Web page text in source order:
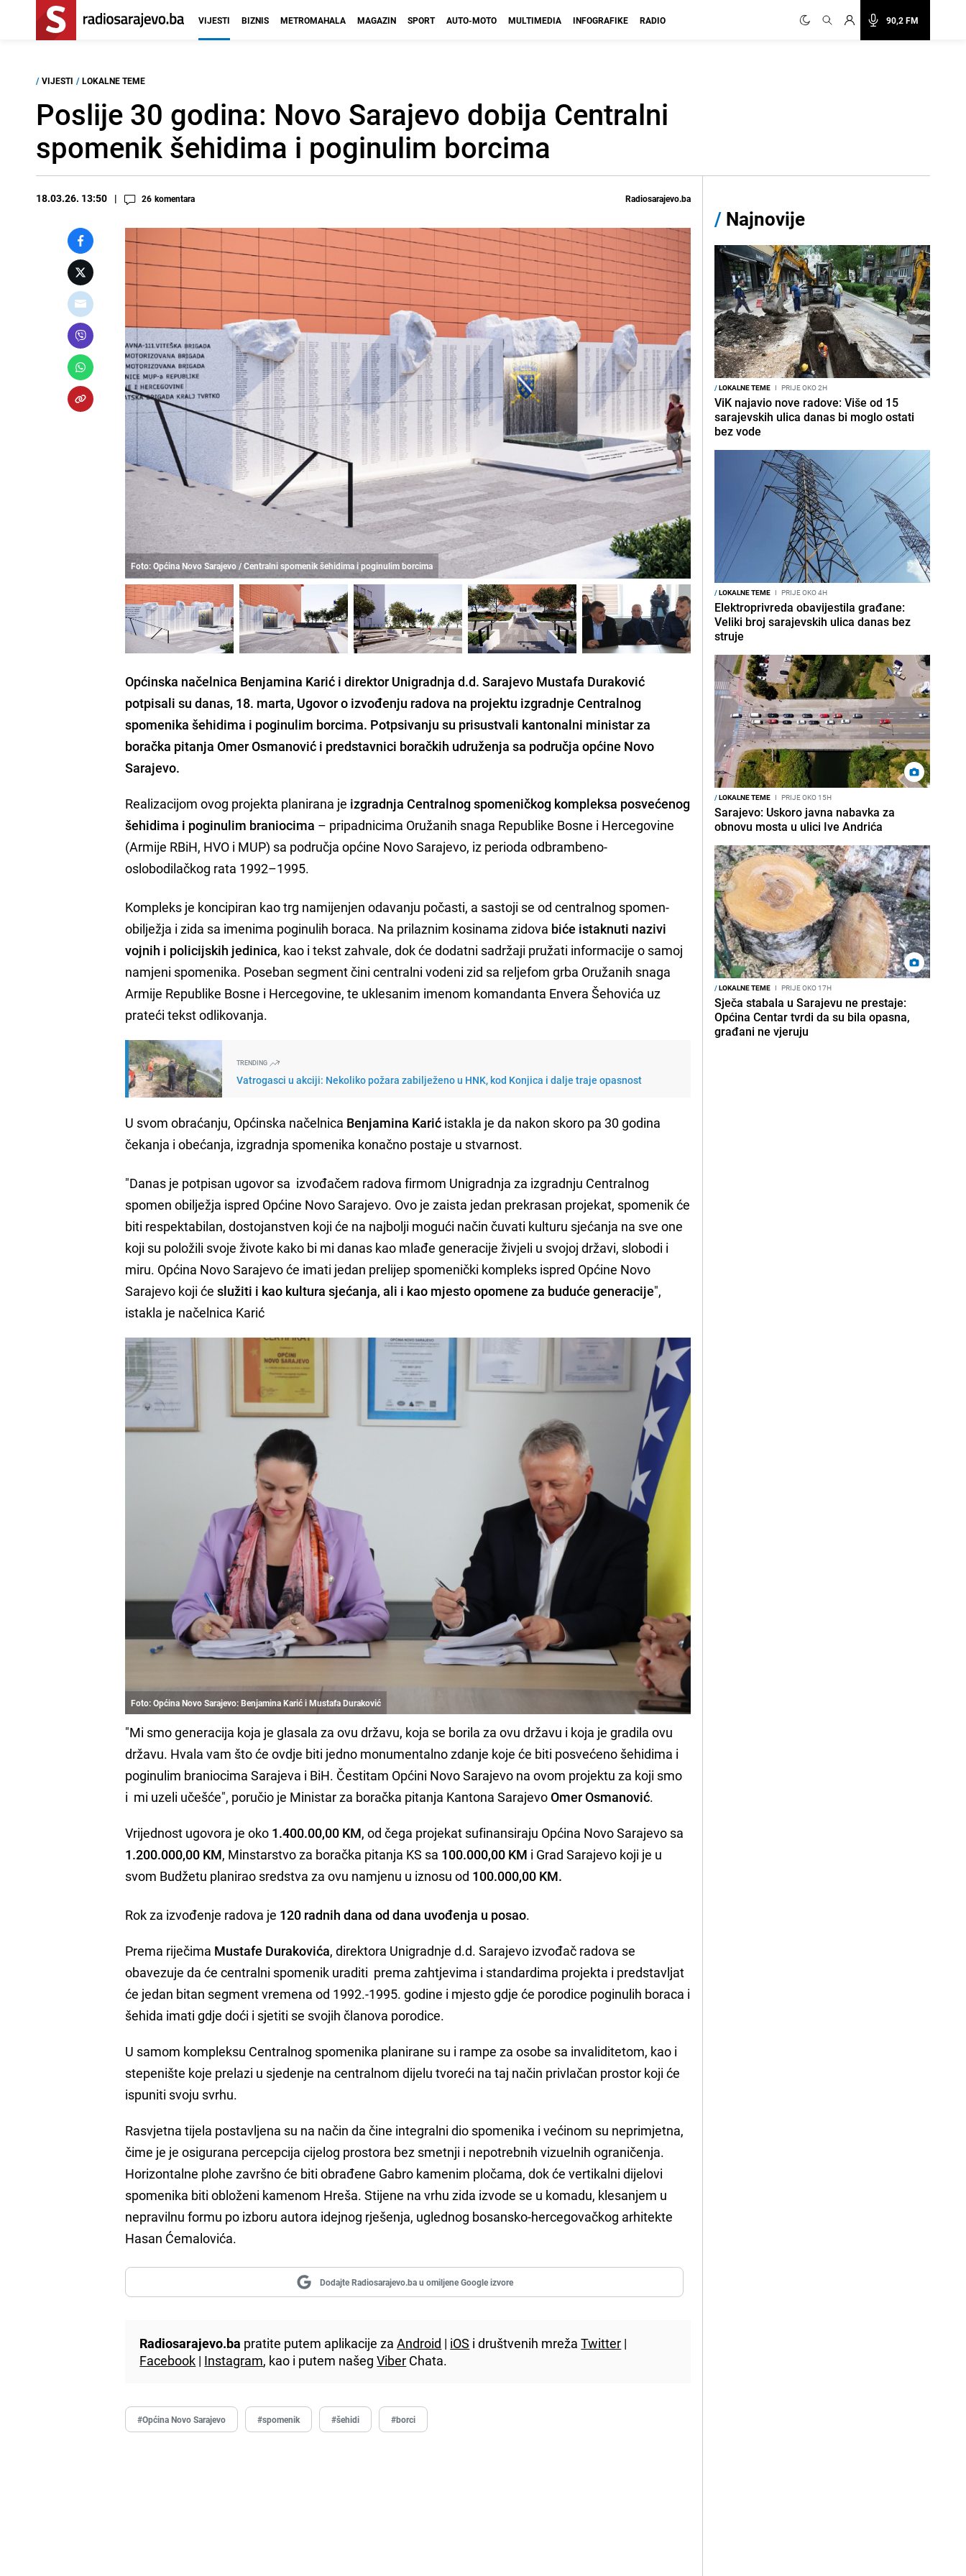
90,2 FM
VIJESTI BIZNIS METROMAHALA MAGAZIN SPORT AUTO-MOTO MULTIMEDIA INFOGRAFIKE RADIO
/ VIJESTI / LOKALNE TEME
Poslije 30 godina: Novo Sarajevo dobija Centralni
spomenik šehidima i poginulim borcima
18.03.26. 13:50 26 komentara Radiosarajevo.ba
Foto: Općina Novo Sarajevo / Centralni spomenik šehidima i poginulim borcima
Općinska načelnica Benjamina Karić i direktor Unigradnja d.d. Sarajevo Mustafa Duraković
potpisali su danas, 18. marta, Ugovor o izvođenju radova na projektu izgradnje Centralnog
spomenika šehidima i poginulim borcima. Potpsivanju su prisustvali kantonalni ministar za
boračka pitanja Omer Osmanović i predstavnici boračkih udruženja sa područja općine Novo
Sarajevo.
Realizacijom ovog projekta planirana je izgradnja Centralnog spomeničkog kompleksa posvećenog
šehidima i poginulim braniocima – pripadnicima Oružanih snaga Republike Bosne i Hercegovine
(Armije RBiH, HVO i MUP) sa područja općine Novo Sarajevo, iz perioda odbrambeno-
oslobodilačkog rata 1992–1995.
Kompleks je koncipiran kao trg namijenjen odavanju počasti, a sastoji se od centralnog spomen-
obilježja i zida sa imenima poginulih boraca. Na prilaznim kosinama zidova biće istaknuti nazivi
vojnih i policijskih jedinica, kao i tekst zahvale, dok će dodatni sadržaji pružati informacije o samoj
namjeni spomenika. Poseban segment čini centralni vodeni zid sa reljefom grba Oružanih snaga
Armije Republike Bosne i Hercegovine, te uklesanim imenom komandanta Envera Šehovića uz
prateći tekst odlikovanja.
TRENDING
Vatrogasci u akciji: Nekoliko požara zabilježeno u HNK, kod Konjica i dalje traje opasnost
U svom obraćanju, Općinska načelnica Benjamina Karić istakla je da nakon skoro pa 30 godina
čekanja i obećanja, izgradnja spomenika konačno postaje u stvarnost.
"Danas je potpisan ugovor sa izvođačem radova firmom Unigradnja za izgradnju Centralnog
spomen obilježja ispred Općine Novo Sarajevo. Ovo je zaista jedan prekrasan projekat, spomenik će
biti respektabilan, dostojanstven koji će na najbolji mogući način čuvati kulturu sjećanja na sve one
koji su položili svoje živote kako bi mi danas kao mlađe generacije živjeli u svojoj državi, slobodi i
miru. Općina Novo Sarajevo će imati jedan prelijep spomenički kompleks ispred Općine Novo
Sarajevo koji ćeslužiti i kao kultura sjećanja, ali i kao mjesto opomene za buduće generacije",
istakla je načelnica Karić
Foto: Općina Novo Sarajevo: Benjamina Karić i Mustafa Duraković
"Mi smo generacija koja je glasala za ovu državu, koja se borila za ovu državu i koja je gradila ovu
državu. Hvala vam što će ovdje biti jedno monumentalno zdanje koje će biti posvećeno šehidima i
poginulim braniocima Sarajeva i BiH. Čestitam Općini Novo Sarajevo na ovom projektu za koji smo
i mi uzeli učešće", poručio je Ministar za boračka pitanja Kantona SarajevoOmer Osmanović.
Vrijednost ugovora je oko 1.400.00,00 KM, od čega projekat sufinansiraju Općina Novo Sarajevo sa
1.200.000,00 KM, Minstarstvo za boračka pitanja KS sa 100.000,00 KM i Grad Sarajevo koji je u
svom Budžetu planirao sredstva za ovu namjenu u iznosu od 100.000,00 KM.
Rok za izvođenje radova je 120 radnih dana od dana uvođenja u posao.
Prema riječima Mustafe Durakovića, direktora Unigradnje d.d. Sarajevo izvođač radova se
obavezuje da će centralni spomenik uraditi prema zahtjevima i standardima projekta i predstavljat
će jedan bitan segment vremena od 1992.-1995. godine i mjesto gdje će porodice poginulih boraca i
šehida imati gdje doći i sjetiti se svojih članova porodice.
U samom kompleksu Centralnog spomenika planirane su i rampe za osobe sa invaliditetom, kao i
stepenište koje prelazi u sjedenje na centralnom dijelu tvoreći na taj način privlačan prostor koji će
ispuniti svoju svrhu.
Rasvjetna tijela postavljena su na način da čine integralni dio spomenika i većinom su neprimjetna,
čime je je osigurana percepcija cijelog prostora bez smetnji i nepotrebnih vizuelnih ograničenja.
Horizontalne plohe završno će biti obrađene Gabro kamenim pločama, dok će vertikalni dijelovi
spomenika biti obloženi kamenom Hreša. Stijene na vrhu zida izvode se u komadu, klesanjem u
nepravilnu formu po izboru autora idejnog rješenja, uglednog bosansko-hercegovačkog arhitekte
Hasan Ćemalovića.
Dodajte Radiosarajevo.ba u omiljene Google izvore
Radiosarajevo.ba pratite putem aplikacije zaAndroid | iOS i društvenih mrežaTwitter |
Facebook | Instagram, kao i putem našegViber Chata.
#Općina Novo Sarajevo #spomenik #šehidi #borci
/ Najnovije
/LOKALNE TEME I PRIJE OKO 2H
ViK najavio nove radove: Više od 15
sarajevskih ulica danas bi moglo ostati
bez vode
/LOKALNE TEME I PRIJE OKO 4H
Elektroprivreda obavijestila građane:
Veliki broj sarajevskih ulica danas bez
struje
/LOKALNE TEME I PRIJE OKO 15H
Sarajevo: Uskoro javna nabavka za
obnovu mosta u ulici Ive Andrića
/LOKALNE TEME I PRIJE OKO 17H
Sječa stabala u Sarajevu ne prestaje:
Općina Centar tvrdi da su bila opasna,
građani ne vjeruju